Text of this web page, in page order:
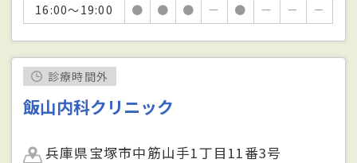
16:00～19:00
● ● ● － ● － － －
診療時間外
飯山内科クリニック
兵庫県宝塚市中筋山手1丁目11番3号